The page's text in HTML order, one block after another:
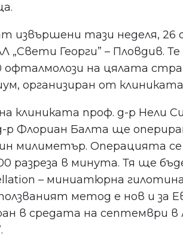
извършени тази неделя, 26
„Свети Георги” – Пловдив.
офталмолози на цялата
организиран от
клиниката проф. д-р Нели
Флориан Балта ще
милиметър. Операцията се
разреза в минута. Тя ще
– миниатюрна
метод е нов и за
в средата на септември в